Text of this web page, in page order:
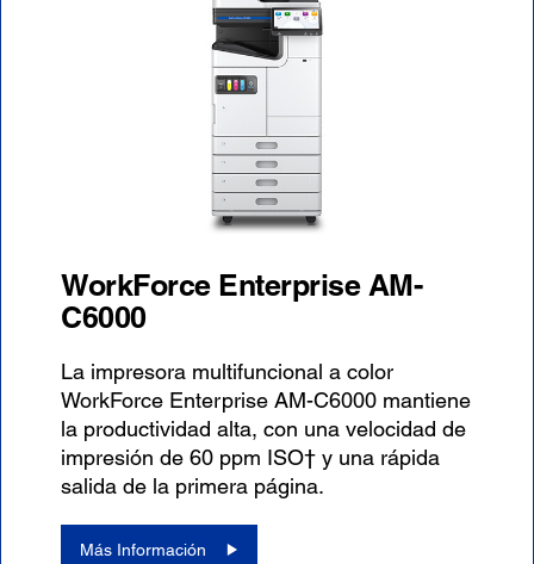
WorkForce Enterprise AM-
C6000
La impresora multifuncional a color
WorkForce Enterprise AM-C6000 mantiene
la productividad alta, con una velocidad de
impresión de 60 ppm ISO† y una rápida
salida de la primera página.
Más Información